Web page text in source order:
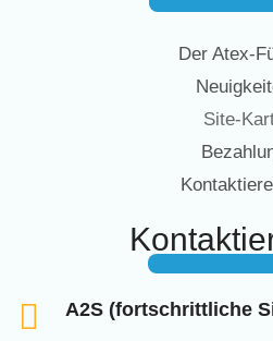
Der Atex-
Site-
A2S (fortschrittliche